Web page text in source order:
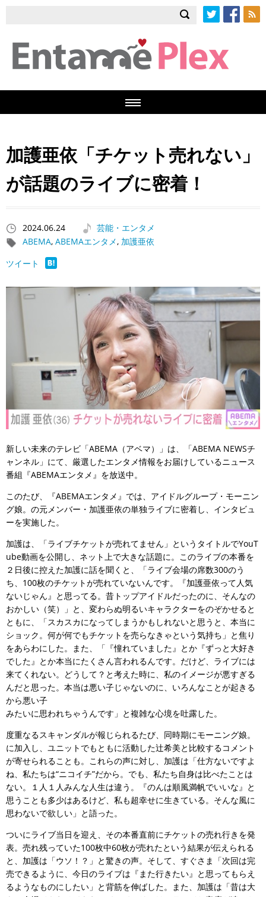
加護亜依「チケット売れない」
が話題のライブに密着！
2024.06.24
芸能・エンタメ
ABEMA, ABEMAエンタメ, 加護亜依
ツイート
新しい未来のテレビ「ABEMA（アベマ）」は、「ABEMA NEWSチ
ャンネル」にて、厳選したエンタメ情報をお届けしているニュース
番組『ABEMAエンタメ』を放送中。
このたび、『ABEMAエンタメ』では、アイドルグループ・モーニン
グ娘。の元メンバー・加護亜依の単独ライブに密着し、インタビュ
ーを実施した。
加護は、「ライブチケットが売れてません」というタイトルでYouT
ube動画を公開し、ネット上で大きな話題に。このライブの本番を
２日後に控えた加護に話を聞くと、「ライブ会場の席数300のう
ち、100枚のチケットが売れていないんです。『加護亜依って人気
ないじゃん』と思ってる。昔トップアイドルだったのに、そんなの
おかしい（笑）」と、変わらぬ明るいキャラクターをのぞかせると
ともに、「スカスカになってしまうかもしれないと思うと、本当に
ショック。何が何でもチケットを売らなきゃという気持ち」と焦り
をあらわにした。また、「『憧れていました』とか『ずっと大好き
でした』とか本当にたくさん言われるんです。だけど、ライブには
来てくれない。どうして？と考えた時に、私のイメージが悪すぎる
んだと思った。本当は悪い子じゃないのに、いろんなことが起きる
から悪い子
みたいに思われちゃうんです」と複雑な心境を吐露した。
度重なるスキャンダルが報じられるたび、同時期にモーニング娘。
に加入し、ユニットでもともに活動した辻希美と比較するコメント
が寄せられることも。これらの声に対し、加護は「仕方ないですよ
ね、私たちは“ニコイチ”だから。でも、私たち自身は比べたことは
ない。１人１人みんな人生は違う。『のんは順風満帆でいいな』と
思うことも多少はあるけど、私も超幸せに生きている。そんな風に
思わないで欲しい」と語った。
ついにライブ当日を迎え、その本番直前にチケットの売れ行きを発
表。売れ残っていた100枚中60枚が売れたという結果が伝えられる
と、加護は「ウソ！？」と驚きの声。そして、すぐさま「次回は完
売できるように、今日のライブは『また行きたい』と思ってもらえ
るようなものにしたい」と背筋を伸ばした。また、加護は「昔は大